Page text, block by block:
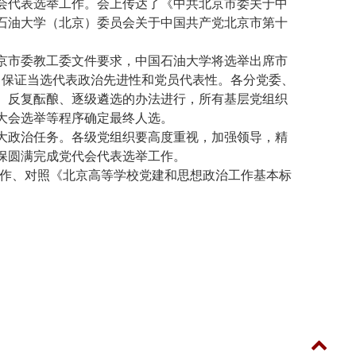
表选举工作。会上传达了《中共北京市委关于中
大学（北京）委员会关于中国共产党北京市第十
委教工委文件要求，中国石油大学将选举出席市
证当选代表政治先进性和党员代表性。各分党委、
复酝酿、逐级遴选的办法进行，所有基层党组织
选举等程序确定最终人选。
治任务。各级党组织要高度重视，加强领导，精
满完成党代会代表选举工作。
、对照《北京高等学校党建和思想政治工作基本标